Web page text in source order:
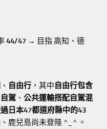
44/47 → 目指 高知、德
、 自由行 ，其中自由行包含
自駕 、 公共運輸搭配自駕混
日本47都道府縣中的43
鹿兒島尚未登陸 ^_^ 。